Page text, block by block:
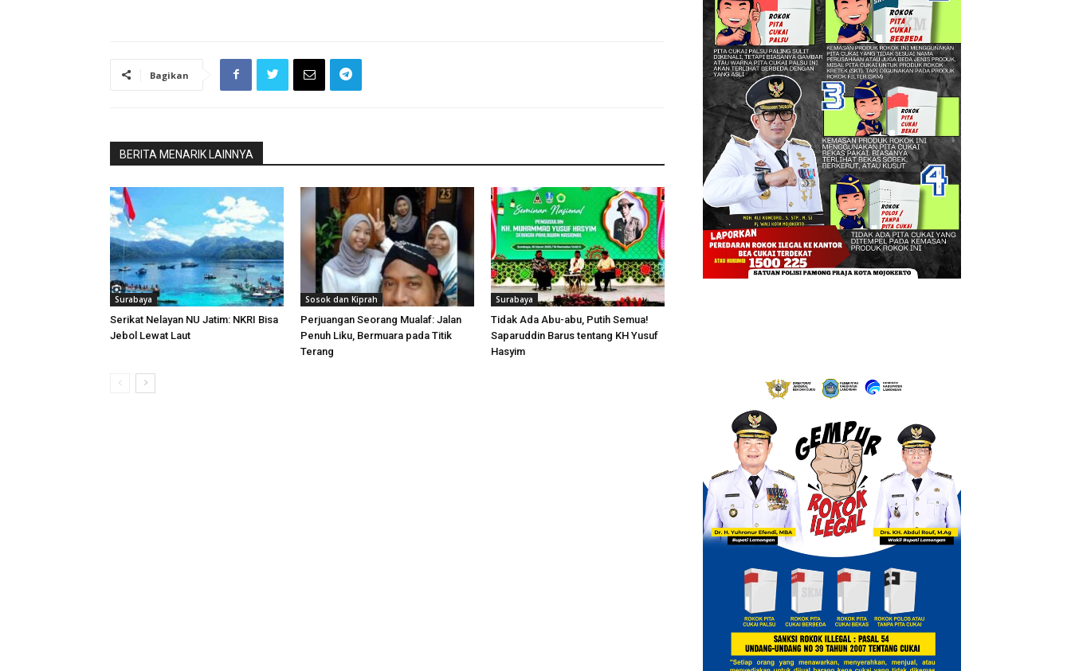
Bagikan
BERITA MENARIK LAINNYA
Surabaya
Serikat Nelayan NU Jatim: NKRI Bisa
Jebol Lewat Laut
Sosok dan Kiprah
Perjuangan Seorang Mualaf: Jalan
Penuh Liku, Bermuara pada Titik
Terang
Surabaya
Tidak Ada Abu-abu, Putih Semua!
Saparuddin Barus tentang KH Yusuf
Hasyim